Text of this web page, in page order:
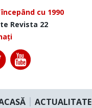
cu 1990
Revista 22
ACTUALITATE